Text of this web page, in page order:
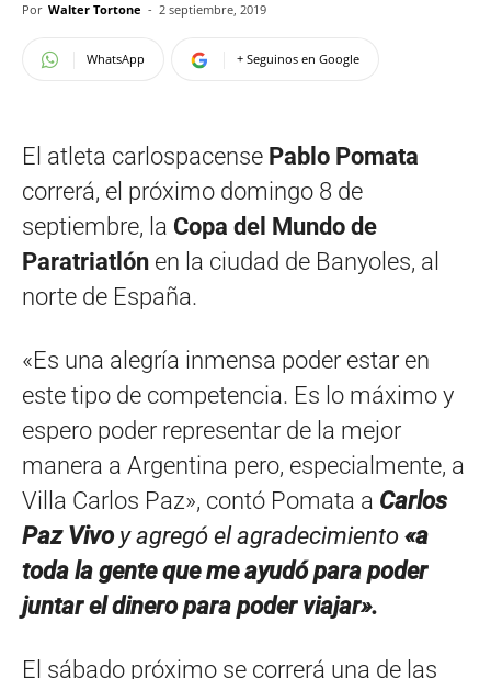
Por Walter Tortone - 2 septiembre, 2019
WhatsApp + Seguinos en Google
El atleta carlospacense Pablo Pomata
correrá, el próximo domingo 8 de
septiembre, la Copa del Mundo de
Paratriatlón en la ciudad de Banyoles, al
norte de España.
«Es una alegría inmensa poder estar en
este tipo de competencia. Es lo máximo y
espero poder representar de la mejor
manera a Argentina pero, especialmente, a
Villa Carlos Paz», contó Pomata a Carlos
Paz Vivo y agregó el agradecimiento «a
toda la gente que me ayudó para poder
juntar el dinero para poder viajar».
El sábado próximo se correrá una de las